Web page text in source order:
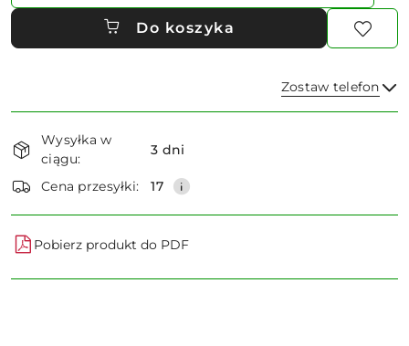
Do koszyka
Zostaw telefon
i
dostawa
Wysyłka w
ciągu:
3 dni
Cena przesyłki: 17
Pobierz produkt do PDF